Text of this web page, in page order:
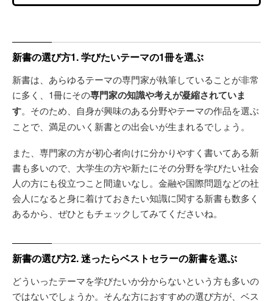
新書の選び方1. 学びたいテーマの1冊を選ぶ
新書は、あらゆるテーマの専門家が執筆していることが非常
に多く、1冊にその専門家の知識や考えが凝縮されていま
す。そのため、自身が興味のある分野やテーマの作品を選ぶ
ことで、満足のいく新書との出会いが生まれるでしょう。
また、専門家の方が初心者向けに分かりやすく書いてある新
書も多いので、大学生の方や新たにその分野を学びたい社会
人の方にも役立つこと間違いなし。金融や国際問題などの社
会人になると身に着けておきたい知識に関する新書も数多く
あるから、ぜひともチェックしてみてくださいね。
新書の選び方2. 迷ったらベストセラーの新書を選ぶ
どういったテーマを学びたいか分からないという方も多いの
ではないでしょうか。そんな方におすすめの選び方が、ベス